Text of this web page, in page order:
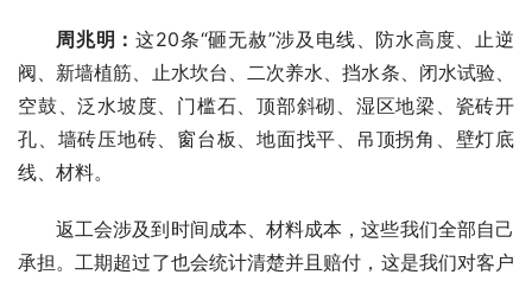
周兆明 ：这20条“砸无赦”涉及电线、防水高度、止逆
阀、新墙植筋、止水坎台、二次养水、挡水条、闭水试验、
空鼓、泛水坡度、门槛石、顶部斜砌、湿区地梁、瓷砖开
孔、墙砖压地砖、窗台板、地面找平、吊顶拐角、壁灯底
线、材料。
返工会涉及到时间成本、材料成本，这些我们全部自己
承担。工期超过了也会统计清楚并且赔付，这是我们对客户